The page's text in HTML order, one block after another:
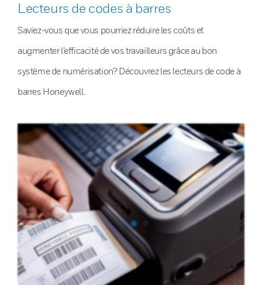
Lecteurs de codes à barres
Saviez-vous que vous pourriez réduire les coûts et
augmenter l’efficacité de vos travailleurs grâce au bon
système de numérisation? Découvrez les lecteurs de code à
barres Honeywell.